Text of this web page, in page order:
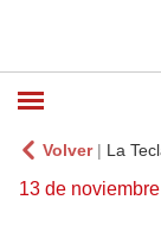
Volver| La
13 de